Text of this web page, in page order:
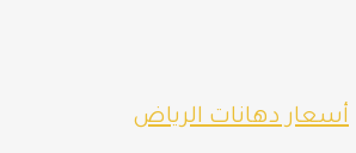
أسعار دهانات الرياض